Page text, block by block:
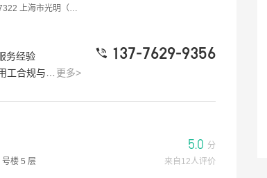
所 江苏省太仓市朝阳东路21号科而雅大厦6楼
务经验 137-7629-9356
更多>
理念：致力于服务好每个当事人，维护当事人的合法权益
楼 5 层
5.0 分
来自12人评价